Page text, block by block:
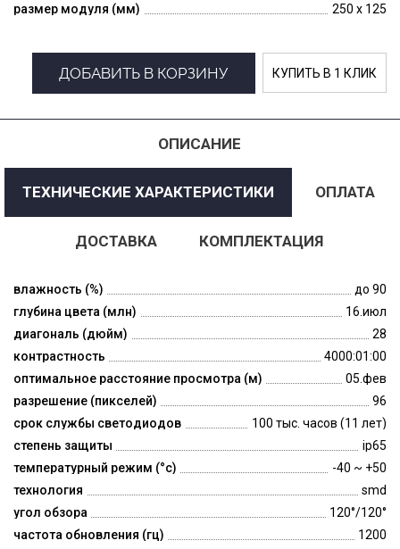
размер модуля (мм)
250 x 125
ДОБАВИТЬ В КОРЗИНУ КУПИТЬ В 1 КЛИК
ОПИСАНИЕ
ТЕХНИЧЕСКИЕ ХАРАКТЕРИСТИКИ ОПЛАТА
ДОСТАВКА КОМПЛЕКТАЦИЯ
влажность (%)
до 90
глубина цвета (млн)
16.июл
диагональ (дюйм)
28
контрастность
4000:01:00
оптимальное расстояние просмотра (м)
05.фев
разрешение (пикселей)
96
срок службы светодиодов
100 тыс. часов (11 лет)
степень защиты
ip65
температурный режим (°c)
-40 ~ +50
технология
smd
угол обзора
120°/120°
частота обновления (гц)
1200